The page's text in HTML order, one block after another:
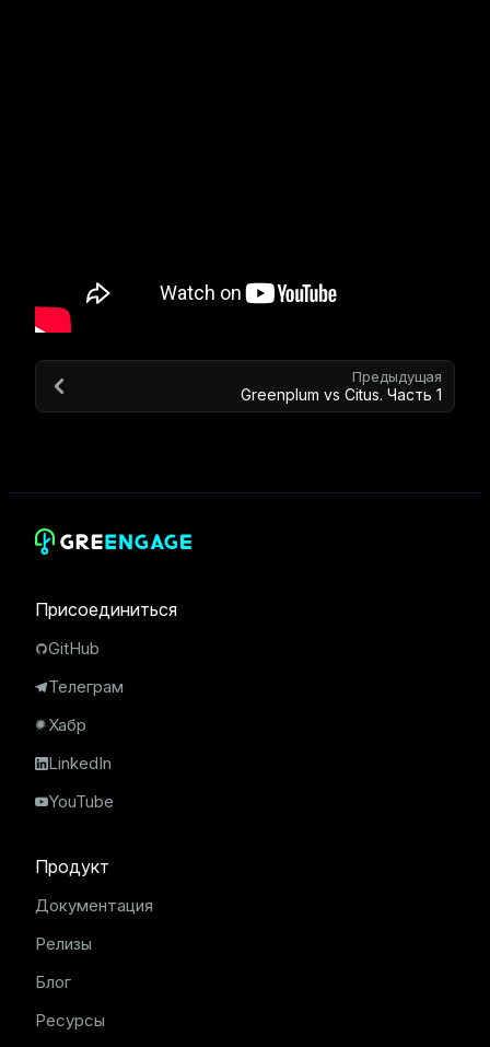
Предыдущая
Greenplum vs Citus. Часть 1
Присоединиться
GitHub
Телеграм
Хабр
LinkedIn
YouTube
Продукт
Документация
Релизы
Блог
Ресурсы